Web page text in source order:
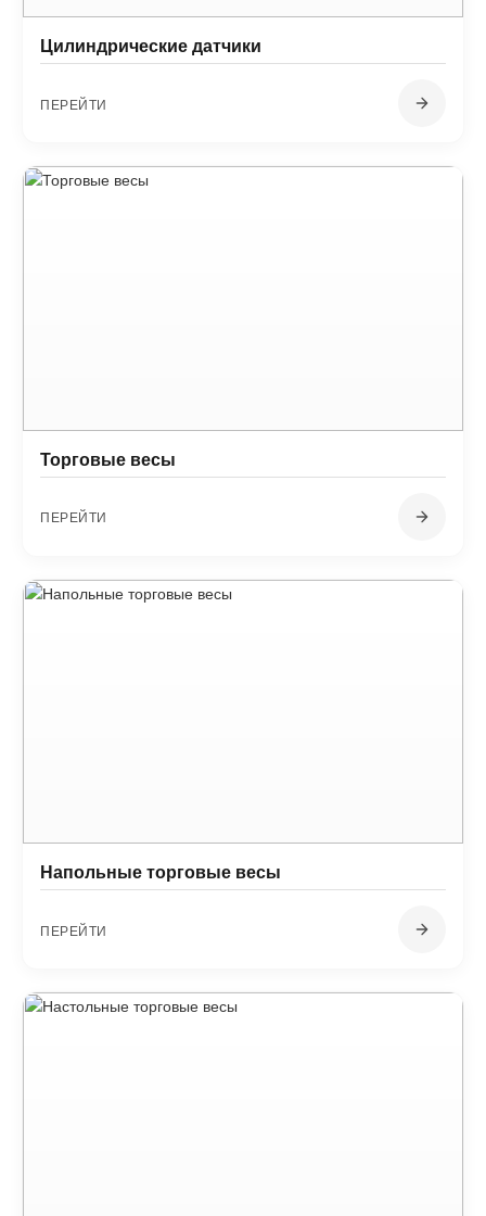
Цилиндрические датчики
ПЕРЕЙТИ
Торговые весы
ПЕРЕЙТИ
Напольные торговые весы
ПЕРЕЙТИ